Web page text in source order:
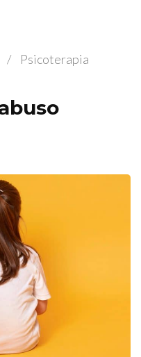
/
Psicoterapia